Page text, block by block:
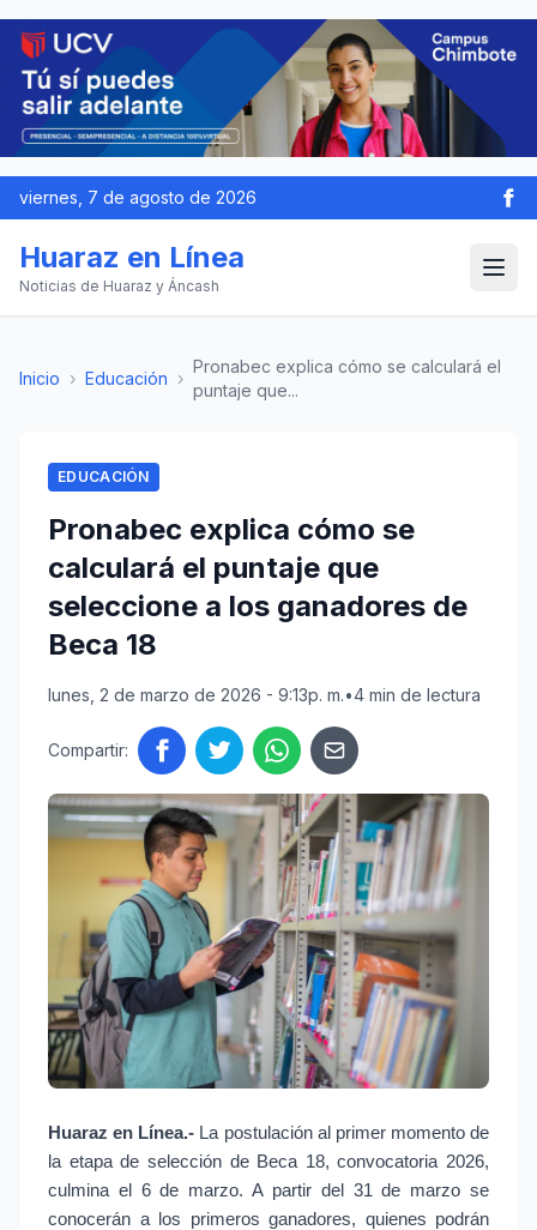
viernes, 7 de agosto de 2026
Huaraz en Línea
Noticias de Huaraz y Áncash
Inicio › Educación ›
Pronabec explica cómo se calculará el
puntaje que...
EDUCACIÓN
Pronabec explica cómo se
calculará el puntaje que
seleccione a los ganadores de
Beca 18
lunes, 2 de marzo de 2026 - 9:13p. m.•4 min de lectura
Compartir:
Huaraz en Línea.- La postulación al primer momento de
la etapa de selección de Beca 18, convocatoria 2026,
culmina el 6 de marzo. A partir del 31 de marzo se
conocerán a los primeros ganadores, quienes podrán